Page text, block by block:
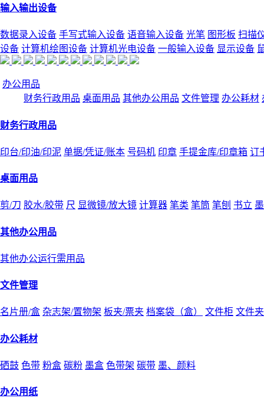
输入输出设备
数据录入设备 手写式输入设备 语音输入设备 光笔 图形板 扫描
设备 计算机绘图设备 计算机光电设备 一般输入设备 显示设备
办公用品
财务行政用品 桌面用品 其他办公用品 文件管理 办公耗材
财务行政用品
印台/印油/印泥 单据/凭证/账本 号码机 印章 手提金库/印章箱 订
桌面用品
剪/刀 胶水/胶带 尺 显微镜/放大镜 计算器 笔类 笔筒 笔刨 书立
其他办公用品
其他办公运行需用品
文件管理
名片册/盒 杂志架/置物架 板夹/票夹 档案袋（盒） 文件柜 文件
办公耗材
硒鼓 色带 粉盒 碳粉 墨盒 色带架 碳带 墨、颜料
办公用纸